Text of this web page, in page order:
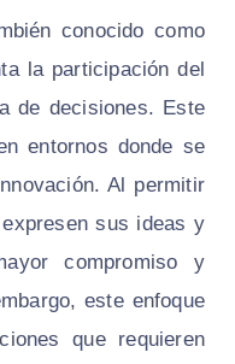
conocido como
la participación del
de decisiones. Este
entornos donde se
Al permitir
sus ideas y
compromiso y
este enfoque
que requieren